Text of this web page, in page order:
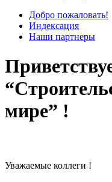
Добро пожаловать!
Индексация
Наши партнеры
мире” !
Уважаемые коллеги !